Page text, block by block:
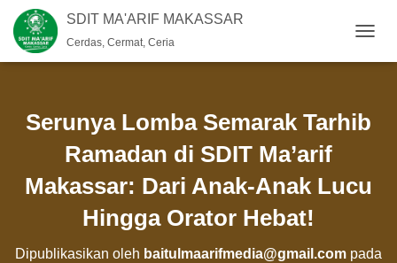
SDIT MA'ARIF MAKASSAR
Cerdas, Cermat, Ceria
O
E
V
I
Serunya Lomba Semarak Tarhib
Ramadan di SDIT Ma’arif
Makassar: Dari Anak-Anak Lucu
Hingga Orator Hebat!
Dipublikasikan oleh baitulmaarifmedia@gmail.com pada